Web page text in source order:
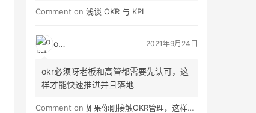
Comment on 浅谈 OKR 与 KPI
okrt 2021年9月24日
okr必须呀老板和高管都需要先认可，这
样才能快速推进并且落地
Comment on 如果你刚接触OKR管理，这样做就对了！